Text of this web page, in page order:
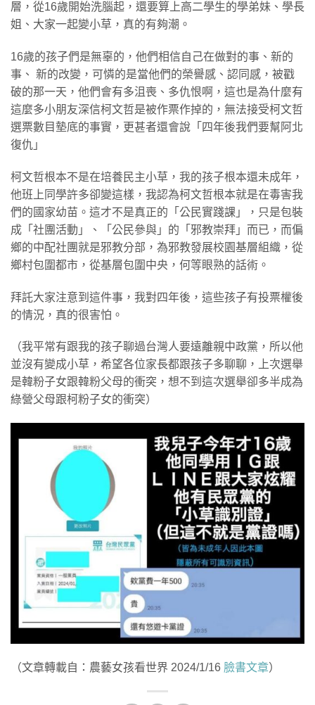
層，從16歲開始洗腦起，還要算上高二學生的學弟妹、學長
姐、大家一起變小草，真的有夠潮。
16歲的孩子們是無辜的，他們相信自己在做對的事、新的
事、 新的改變，可憐的是當他們的榮譽感、認同感，被戳
破的那一天，他們會有多沮喪、多仇恨啊，這也是為什麼有
這麼多小朋友深信柯文哲是被作票作掉的，無法接受柯文哲
選票數目墊底的事實，更甚者還會說「四年後我們要幫阿北
復仇」
柯文哲根本不是在培養民主小草，我的孩子根本還未成年，
他班上同學許多卻變這樣，我認為柯文哲根本就是在毒害我
們的國家幼苗。這才不是真正的「公民實踐課」，只是包裝
成「社團活動」、「公民參與」的「邪教崇拜」而已，而偏
鄉的中配社團就是邪教分部，為邪教發展校園基層組織，從
鄉村包圍都市，從基層包圍中央，何等眼熟的話術。
拜託大家注意到這件事，我對四年後，這些孩子有投票權後
的情況，真的很害怕。
（我平常有跟我的孩子聊過台灣人要遠離親中政黨，所以他
並沒有變成小草，希望各位家長都跟孩子多聊聊，上次選舉
是韓粉子女跟韓粉父母的衝突，想不到這次選舉卻多半成為
綠營父母跟柯粉子女的衝突）
（文章轉載自：農藝女孩看世界 2024/1/16 臉書文章）